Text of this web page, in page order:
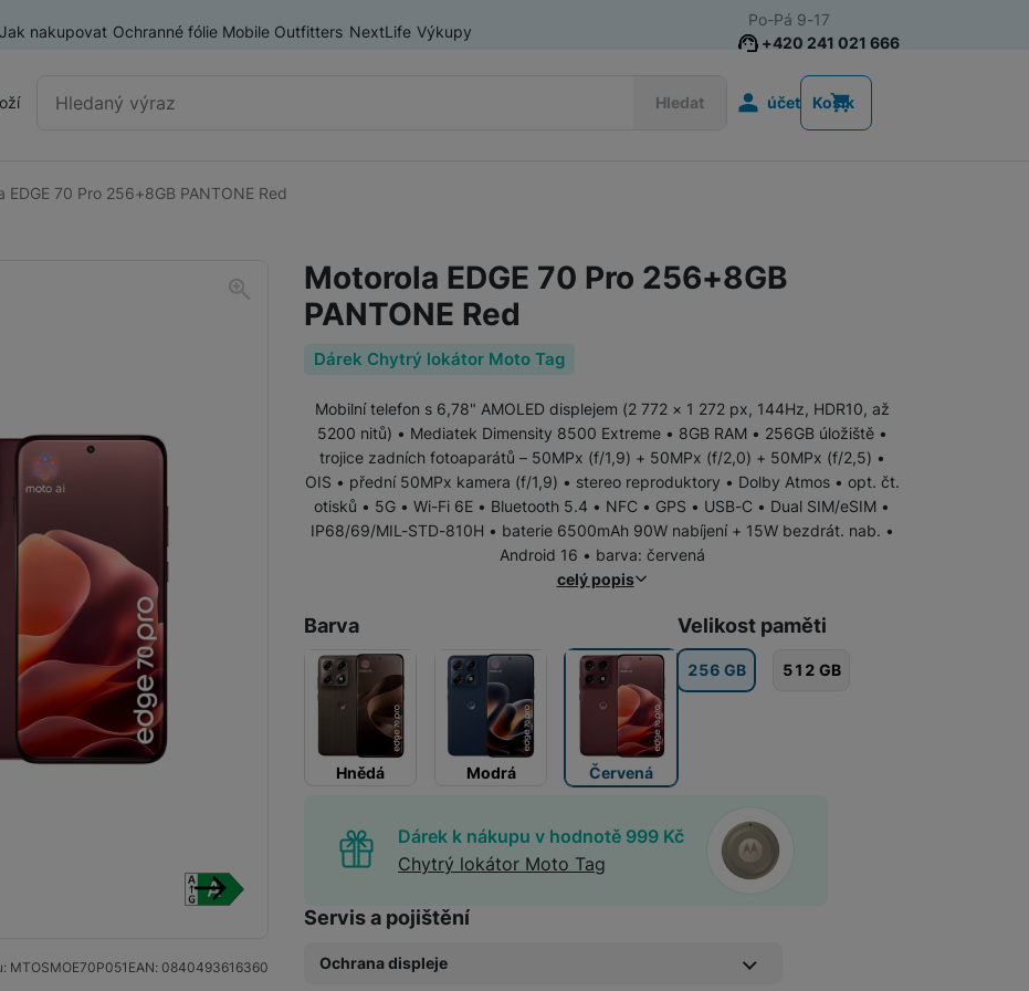
Jak nakupovat Ochranné fólie Mobile Outfitters NextLife Výkupy
Vyhledávání Hledat
Renewd iPhone
Infinix
IKKO
Google Pixel
Doogee
Chytré telefony pro seniory
Odolné mobilní telefony Tlačítkové telefony
Levné telefony
Samsung
Vivo
TCL
Samsung
Samsung Galaxy Z Flip
Samsung Galaxy Z Fold
Samsung Galaxy S
Samsung Galaxy A
Samsung Galaxy Xcover
Xiaomi 17
Xiaomi Redmi
Xiaomi Redmi Note
iPhone Air
Apple iPhone 17
Apple iPhone 16
Apple iPhone 15
Renewd iPhone Pevné linky
Bezdrátové pevné linky
+420 241 021 666
Po-Pá 9-17
Uživatelská
účet Košík
EDGE 70 Pro 256+8GB PANTONE Red
Motorola EDGE 70 Pro 256+8GB
PANTONE Red
Dárek Chytrý lokátor Moto Tag
Mobilní telefon s 6,78" AMOLED displejem (2 772 × 1 272 px, 144Hz, HDR10, až
5200 nitů) • Mediatek Dimensity 8500 Extreme • 8GB RAM • 256GB úložiště •
trojice zadních fotoaparátů – 50MPx (f/1,9) + 50MPx (f/2,0) + 50MPx (f/2,5) •
OIS • přední 50MPx kamera (f/1,9) • stereo reproduktory • Dolby Atmos • opt. čt.
otisků • 5G • Wi-Fi 6E • Bluetooth 5.4 • NFC • GPS • USB-C • Dual SIM/eSIM •
IP68/69/MIL-STD-810H • baterie 6500mAh 90W nabíjení + 15W bezdrát. nab. •
Android 16 • barva: červená
celý popis
Barva
Hnědá Modrá Červená
Velikost paměti
256 GB 512 GB
darkyDárek k nákupu v hodnotě 999 Kč
Chytrý lokátor Moto Tag
Servis a pojištění
Ochrana displeje
MTOSMOE70P051 EAN: 0840493616360